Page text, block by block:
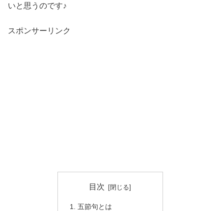
いと思うのです♪
スポンサーリンク
目次
五節句とは